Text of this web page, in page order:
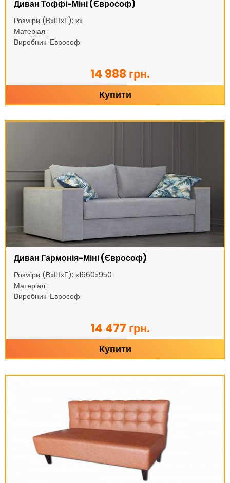
Диван Тоффі-Міні (Єврософ)
Розміри (ВхШхГ): хх
Матеріал:
Виробник: Еврософ
14 988 грн.
Купити
Диван Гармонія-Міні (Єврософ)
Розміри (ВхШхГ): х1660х950
Матеріал:
Виробник: Еврософ
14 477 грн.
Купити